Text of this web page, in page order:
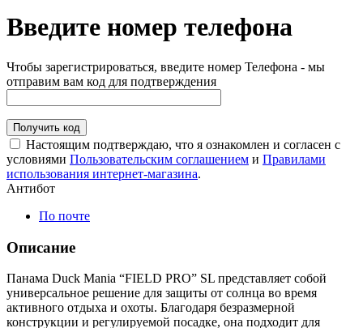
Введите номер телефона
Чтобы зарегистрироваться, введите номер Телефона - мы
отправим вам код для подтверждения
Получить код
Настоящим подтверждаю, что я ознакомлен и согласен с
условиями Пользовательским соглашением и Правилами
использования интернет-магазина.
Антибот
По почте
Описание
Панама Duck Mania “FIELD PRO” SL представляет собой
универсальное решение для защиты от солнца во время
активного отдыха и охоты. Благодаря безразмерной
конструкции и регулируемой посадке, она подходит для